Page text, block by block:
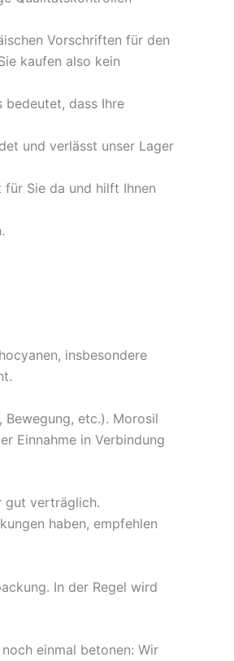
Vorschriften für den
kaufen also kein
bedeutet, dass Ihre
und verlässt unser Lager
für Sie da und hilft Ihnen
insbesondere
etc.). Morosil
Einnahme in Verbindung
gut verträglich.
haben, empfehlen
In der Regel wird
einmal betonen: Wir